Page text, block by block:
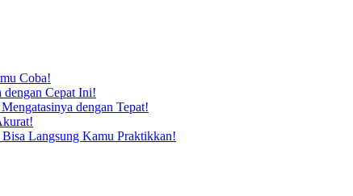
Coba!
dengan Cepat Ini!
dengan Tepat!
Langsung Kamu Praktikkan!